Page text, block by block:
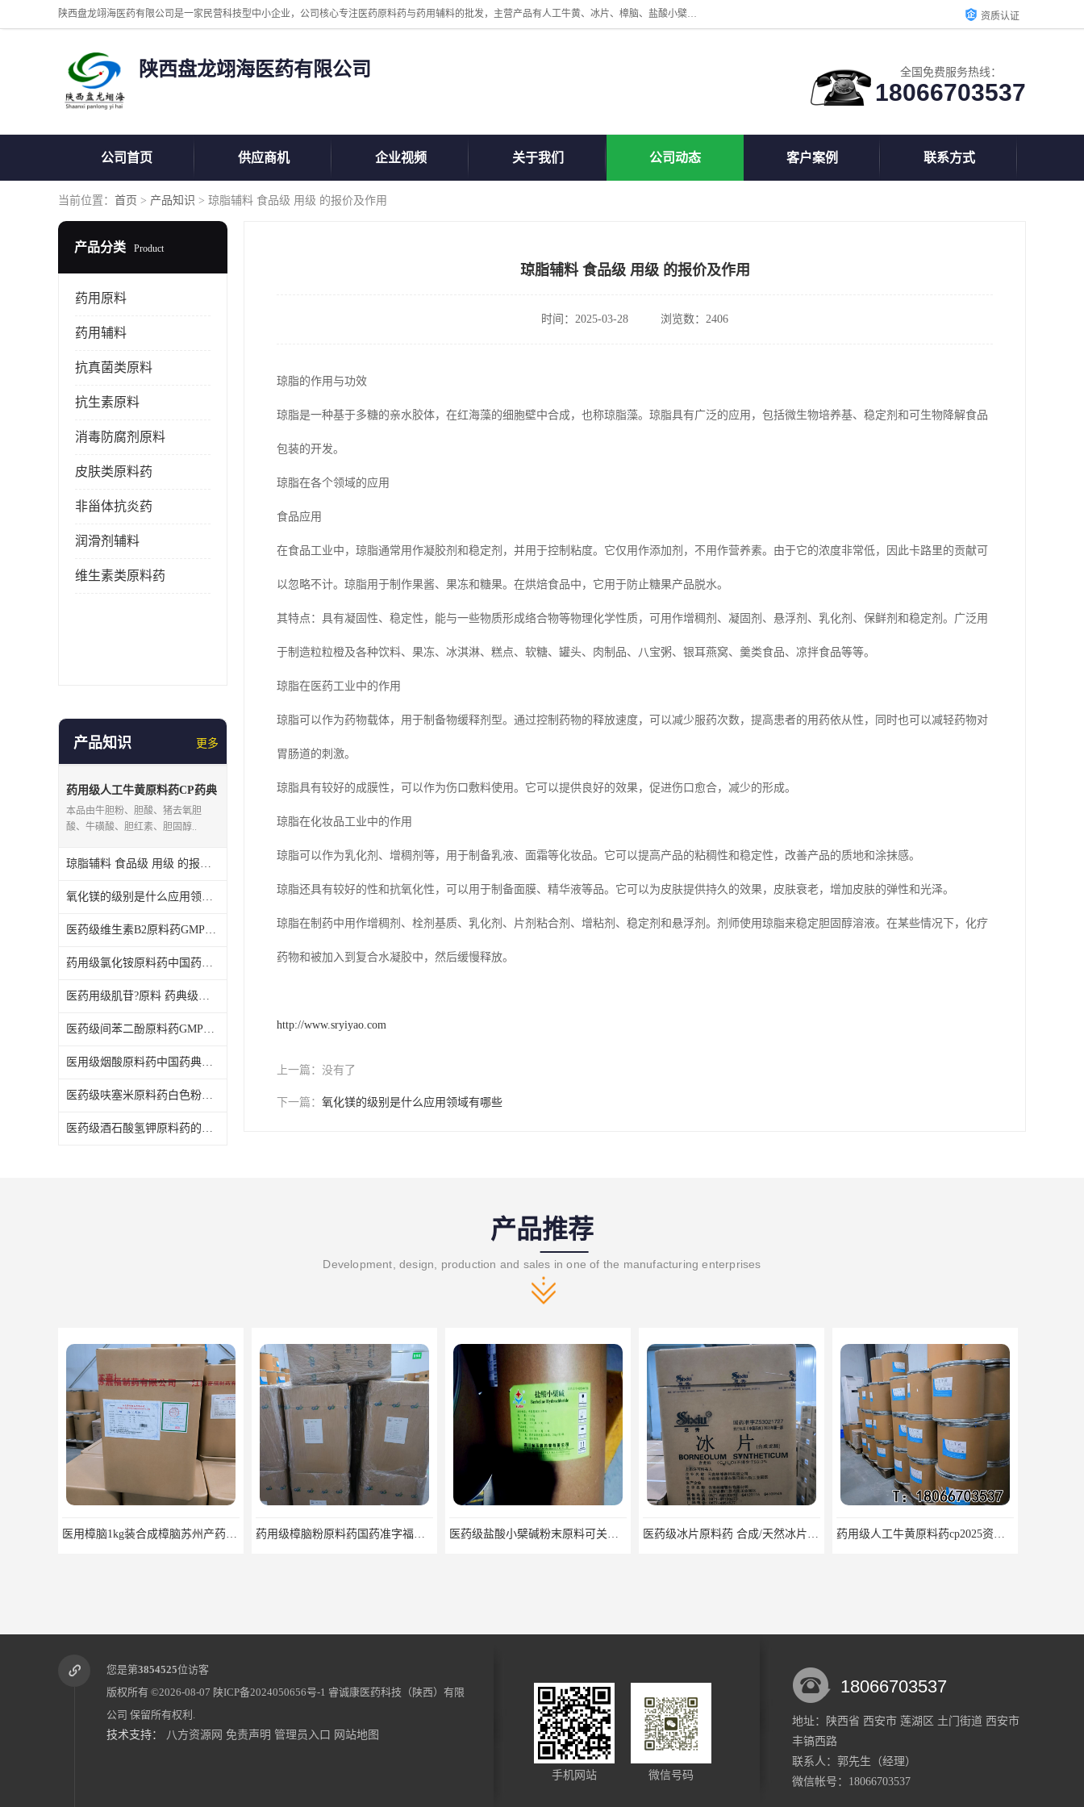
陕西盘龙翊海医药有限公司是一家民营科技型中小企业，公司核心专注医药原料药与药用辅料的批发，主营产品有人工牛黄、冰片、樟脑、盐酸小檗碱、氢氧化铝、枸橼酸喷托维林、甲硝唑、维生素B、维生素C、维生素E、克霉唑、利巴韦林、氯化铵等。 资质认证
陕西盘龙翊海医药有限公司 全国免费服务热线：
18066703537
公司首页 供应商机 企业视频 关于我们 公司动态 客户案例 联系方式
当前位置： 首页 > 产品知识 > 琼脂辅料 食品级 用级 的报价及作用
产品分类 Product
药用原料
药用辅料
抗真菌类原料
抗生素原料
消毒防腐剂原料
皮肤类原料药
非甾体抗炎药
润滑剂辅料
维生素类原料药
产品知识 更多
药用级人工牛黄原料药CP药典
标准
本品由牛胆粉、胆酸、猪去氧胆
酸、牛磺酸、胆红素、胆固醇..
琼脂辅料 食品级 用级 的报价及作用
氧化镁的级别是什么应用领域有哪些
医药级维生素B2原料药GMP厂家 药典级维生素B2VB2
药用级氯化铵原料药中国药典标准含量99以上
医药用级肌苷?原料 药典级肌苷药典标准厂家?
医药级间苯二酚原料药GMP厂家中药典标准
医用级烟酸原料药中国药典质量标准含量99以上
医药级呋塞米原料药白色粉末状中国药典质量标准
医药级酒石酸氢钾原料药的产品属性与应用
琼脂辅料 食品级 用级 的报价及作用
时间：2025-03-28 浏览数：2406
琼脂的作用与功效
琼脂是一种基于多糖的亲水胶体，在红海藻的细胞壁中合成，也称琼脂藻。琼脂具有广泛的应用，包括微生物培养基、稳定剂和可生物降解食品
包装的开发。
琼脂在各个领域的应用
食品应用
在食品工业中，琼脂通常用作凝胶剂和稳定剂，并用于控制粘度。它仅用作添加剂，不用作营养素。由于它的浓度非常低，因此卡路里的贡献可
以忽略不计。琼脂用于制作果酱、果冻和糖果。在烘焙食品中，它用于防止糖果产品脱水。
其特点：具有凝固性、稳定性，能与一些物质形成络合物等物理化学性质，可用作增稠剂、凝固剂、悬浮剂、乳化剂、保鲜剂和稳定剂。广泛用
于制造粒粒橙及各种饮料、果冻、冰淇淋、糕点、软糖、罐头、肉制品、八宝粥、银耳燕窝、羹类食品、凉拌食品等等。
琼脂在医药工业中的作用
琼脂可以作为药物载体，用于制备物缓释剂型。通过控制药物的释放速度，可以减少服药次数，提高患者的用药依从性，同时也可以减轻药物对
胃肠道的刺激。
琼脂具有较好的成膜性，可以作为伤口敷料使用。它可以提供良好的效果，促进伤口愈合，减少的形成。‍
琼脂在化妆品工业中的作用
琼脂可以作为乳化剂、增稠剂等，用于制备乳液、面霜等化妆品。它可以提高产品的粘稠性和稳定性，改善产品的质地和涂抹感。
琼脂还具有较好的性和抗氧化性，可以用于制备面膜、精华液等品。它可以为皮肤提供持久的效果，皮肤衰老，增加皮肤的弹性和光泽。‍
琼脂在制药中用作增稠剂、栓剂基质、乳化剂、片剂粘合剂、增粘剂、稳定剂和悬浮剂。剂师使用琼脂来稳定胆固醇溶液。在某些情况下，化疗
药物和被加入到复合水凝胶中，然后缓慢释放。
http://www.sryiyao.com
上一篇： 没有了
下一篇： 氧化镁的级别是什么应用领域有哪些
产品推荐
Development, design, production and sales in one of the manufacturing enterprises
医用樟脑1kg装合成樟脑苏州产药典标准 药用级樟脑粉原料药国药准字福建青松 医药级盐酸小檗碱粉末原料可关联审评 医药级冰片原料药 合成/天然冰片药典标准原料 药用级人工牛黄原料药cp2025资质齐全
医药用级枸橼酸钾CP20药典标准品种多 有 质量好 含量高
您是第3854525位访客
版权所有 ©2026-08-07 陕ICP备2024050656号-1 睿诚康医药科技（陕西）有限
公司 保留所有权利.
技术支持： 八方资源网 免责声明 管理员入口 网站地图
手机网站 微信号码
18066703537
地址：陕西省 西安市 莲湖区 土门街道 西安市
丰镐西路
联系人：郭先生 （经理）
微信帐号：18066703537